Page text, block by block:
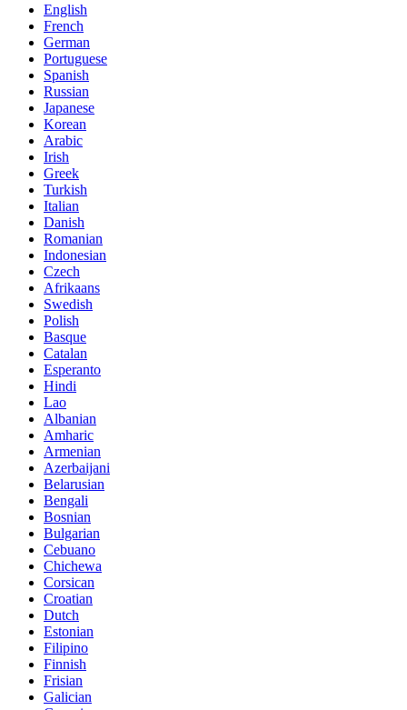
English
French
German
Portuguese
Spanish
Russian
Japanese
Korean
Arabic
Irish
Greek
Turkish
Italian
Danish
Romanian
Indonesian
Czech
Afrikaans
Swedish
Polish
Basque
Catalan
Esperanto
Hindi
Lao
Albanian
Amharic
Armenian
Azerbaijani
Belarusian
Bengali
Bosnian
Bulgarian
Cebuano
Chichewa
Corsican
Croatian
Dutch
Estonian
Filipino
Finnish
Frisian
Galician